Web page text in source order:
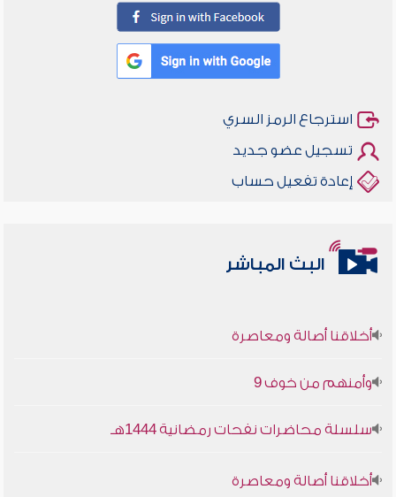
استرجاع الرمز السري
تسجيل عضو جديد
إعادة تفعيل حساب
البث المباشر
أخلاقنا أصالة ومعاصرة
وأمنهم من خوف 9
سلسلة محاضرات نفحات رمضانية 1444هـ
أخلاقنا أصالة ومعاصرة